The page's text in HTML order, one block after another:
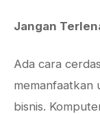
Jangan
Ada cara
memanfaatkan
bisnis.